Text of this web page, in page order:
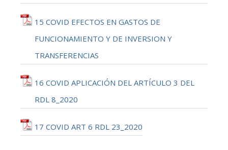
15 COVID EFECTOS EN GASTOS DE
FUNCIONAMIENTO Y DE INVERSION Y
TRANSFERENCIAS
16 COVID APLICACIÓN DEL ARTÍCULO 3 DEL
RDL 8_2020
17 COVID ART 6 RDL 23_2020